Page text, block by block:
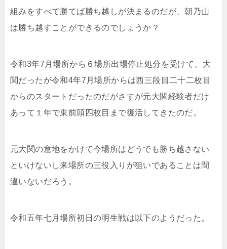
組みをすべて勝てば勝ち越しが決まるのだが、朝乃山
は勝ち越すことができるのでしょうか？
令和3年7月場所から６場所出場停止処分を受けて、大
関だったが令和4年7月場所からは西三段目二十二枚目
からのスタートだったのだがさすが元大関経験者だけ
あって１年で東前頭四枚目まで復活してきたのだ。
元大関の意地をかけて今場所はどうでも勝ち越さない
といけないし来場所の三役入りが狙いであることは間
違いないだろう。
令和五年七月場所初日の明生戦は以下のようだった。